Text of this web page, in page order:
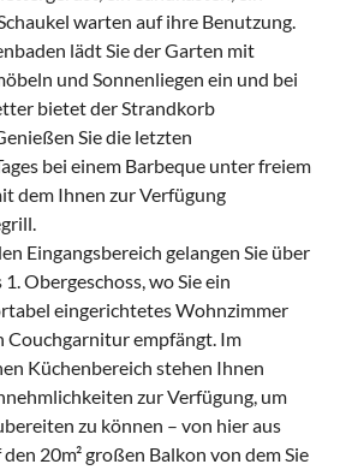
warten auf ihre Benutzung.
lädt Sie der Garten mit
und Sonnenliegen ein und bei
bietet der Strandkorb
Sie die letzten
bei einem Barbeque unter freiem
dem Ihnen zur Verfügung
Eingangsbereich gelangen Sie über
Obergeschoss, wo Sie ein
eingerichtetes Wohnzimmer
Couchgarnitur empfängt. Im
Küchenbereich stehen Ihnen
zur Verfügung, um
zu können – von hier aus
20m² großen Balkon von dem Sie